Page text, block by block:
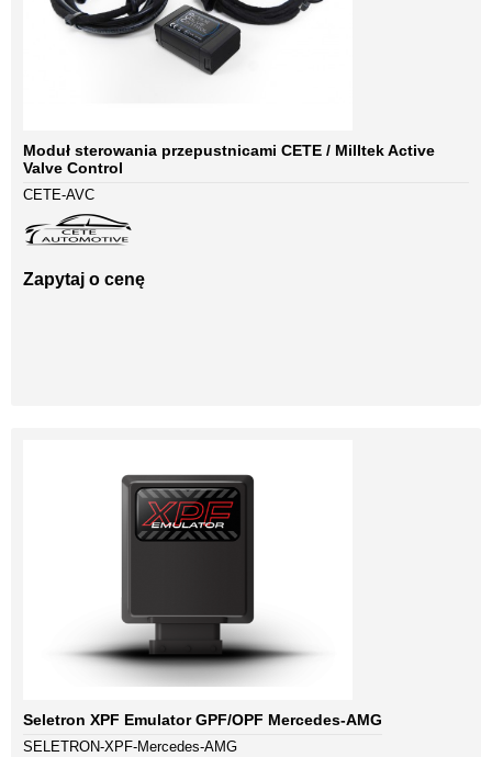
Moduł sterowania przepustnicami CETE / Milltek Active
Valve Control
CETE-AVC
Zapytaj o cenę
Seletron XPF Emulator GPF/OPF Mercedes-AMG
SELETRON-XPF-Mercedes-AMG